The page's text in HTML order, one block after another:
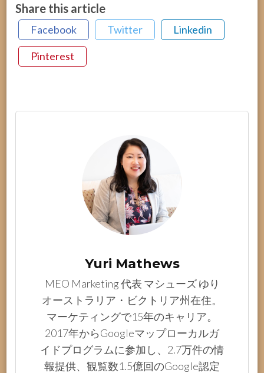
Share this article
Facebook Twitter Linkedin
Pinterest
Yuri Mathews
MEO Marketing 代表 マシューズ ゆり
オーストラリア・ビクトリア州在住。
マーケティングで15年のキャリア。
2017年からGoogleマップローカルガ
イドプログラムに参加し、2.7万件の情
報提供、観覧数1.5億回のGoogle認定